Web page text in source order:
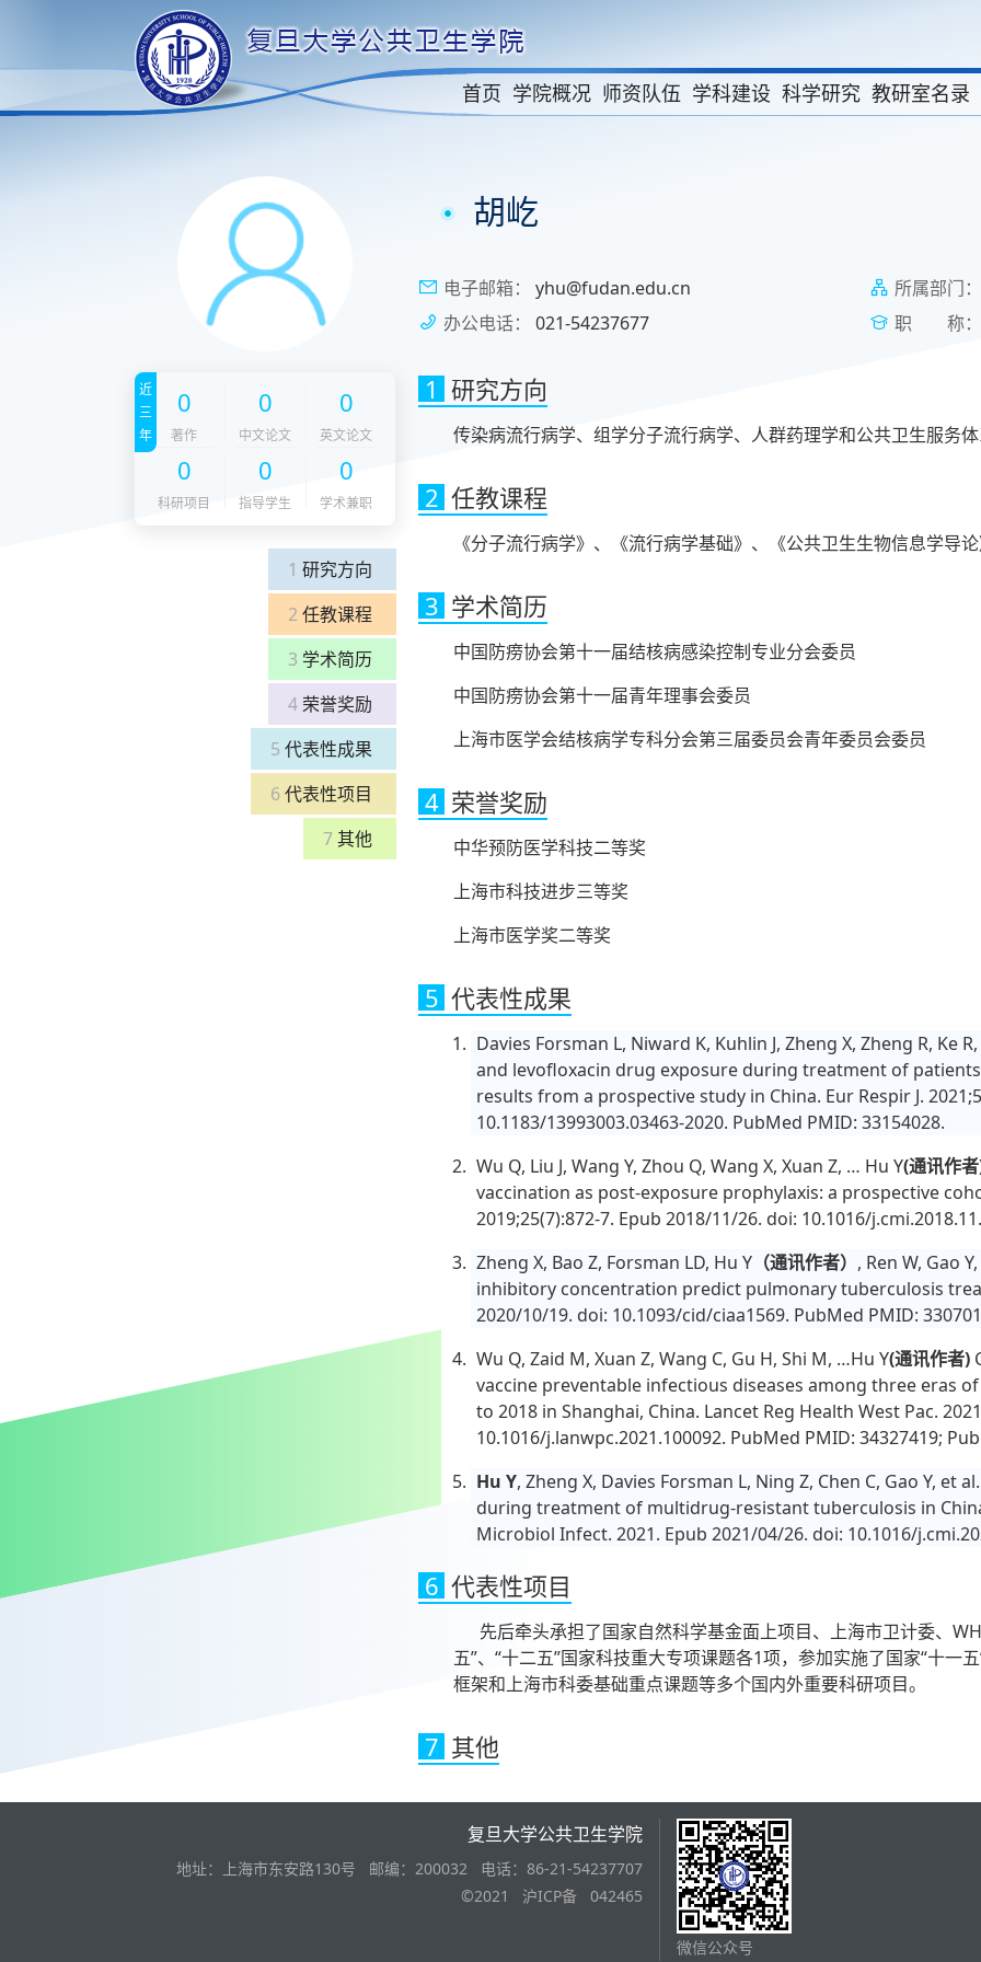
首页 学院概况 师资队伍 学科建设 科学研究 教研室名录
近
三
年
0
著作
0
中文论文
0
英文论文
0
科研项目
0
指导学生
0
学术兼职
1 研究方向
2任教课程
3 学术简历
4 荣誉奖励
5 代表性成果
6代表性项目
7其他
胡屹
电子邮箱： yhu@fudan.edu.cn
所属部门：
办公电话：
021-54237677 职 称：
1 研究方向
传染病流行病学、组学分子流行病学、人群药理学和公共卫生服务
2 任教课程
《分子流行病学》、《流行病学基础》、《公共卫生生物信息学导
3 学术简历
中国防痨协会第十一届结核病感染控制专业分会委员
中国防痨协会第十一届青年理事会委员
上海市医学会结核病学专科分会第三届委员会青年委员会委员
4 荣誉奖励
中华预防医学科技二等奖
上海市科技进步三等奖
上海市医学奖二等奖
5 代表性成果
Davies Forsman L, Niward K, Kuhlin J, Zheng X, Zheng R, Ke
and levofloxacin drug exposure during treatment of
results from a prospective study in China. Eur Respir J.
10.1183/13993003.03463-2020. PubMed PMID: 33154028.
Wu Q, Liu J, Wang Y, Zhou Q, Wang X, Xuan Z, … Hu Y(通讯作
vaccination as post-exposure prophylaxis: a prospective
2019;25(7):872-7. Epub 2018/11/26. doi: 10.1016/
Zheng X, Bao Z, Forsman LD, Hu Y （通讯作者） , Ren W, Gao
inhibitory concentration predict pulmonary tuberculosis
2020/10/19. doi: 10.1093/cid/ciaa1569. PubMed PMID:
Wu Q, Zaid M, Xuan Z, Wang C, Gu H, Shi M, …Hu Y(通讯作者)
vaccine preventable infectious diseases among three eras
to 2018 in Shanghai, China. Lancet Reg Health West Pac.
10.1016/j.lanwpc.2021.100092. PubMed PMID: 34327419;
Hu Y, Zheng X, Davies Forsman L, Ning Z, Chen C, Gao Y,
during treatment of multidrug-resistant tuberculosis in
Microbiol Infect. 2021. Epub 2021/04/26. doi: 10.1016/
6 代表性项目
先后牵头承担了国家自然科学基金面上项目、上海市卫计委、
五”、“十二五”国家科技重大专项课题各1项，参加实施了国家“十一
框架和上海市科委基础重点课题等多个国内外重要科研项目。
7 其他
复旦大学公共卫生学院
地址：上海市东安路130号 邮编：200032 电话：86-21-54237707
©2021 沪ICP备 042465
微信公众号